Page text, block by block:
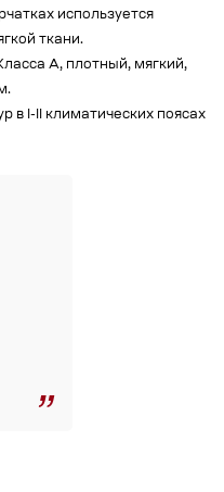
используется
ткани.
А, плотный, мягкий,
в I-II климатических поясах